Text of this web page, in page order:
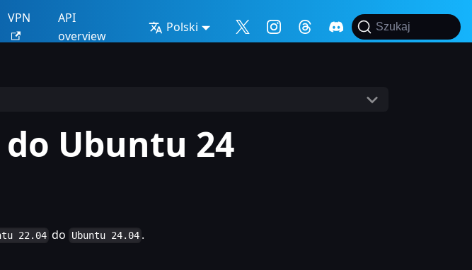
VPN
API
overview
Polski Szukaj
Ubuntu 24
22.04 do Ubuntu 24.04 .